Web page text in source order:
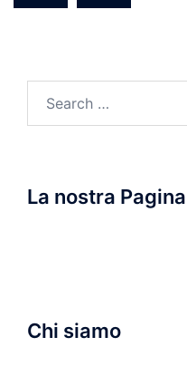
La nostra
Chi siamo